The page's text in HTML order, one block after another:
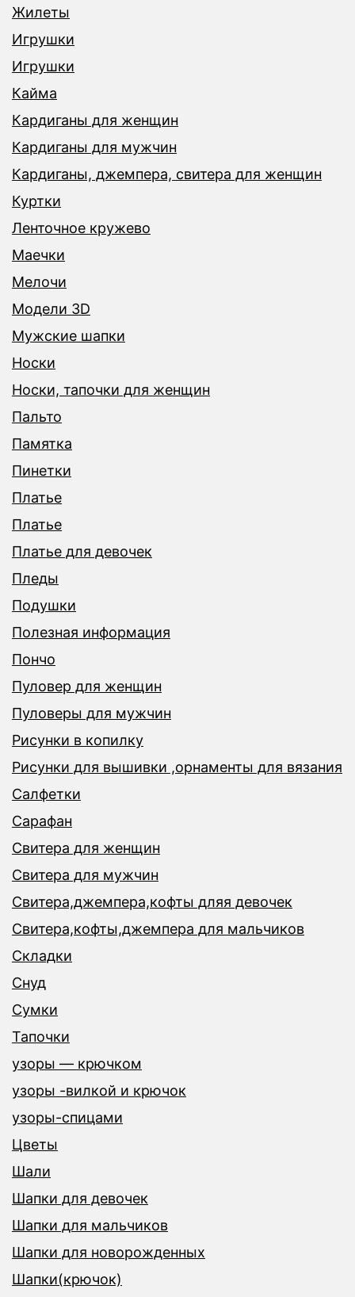
Жилеты
Игрушки
Игрушки
Кайма
Кардиганы для женщин
Кардиганы для мужчин
Кардиганы, джемпера, свитера для женщин
Куртки
Ленточное кружево
Маечки
Мелочи
Модели 3D
Мужские шапки
Носки
Носки, тапочки для женщин
Пальто
Памятка
Пинетки
Платье
Платье
Платье для девочек
Пледы
Подушки
Полезная информация
Пончо
Пуловер для женщин
Пуловеры для мужчин
Рисунки в копилку
Рисунки для вышивки ,орнаменты для вязания
Салфетки
Сарафан
Свитера для женщин
Свитера для мужчин
Свитера,джемпера,кофты дляя девочек
Свитера,кофты,джемпера для мальчиков
Складки
Снуд
Сумки
Тапочки
узоры — крючком
узоры -вилкой и крючок
узоры-спицами
Цветы
Шали
Шапки для девочек
Шапки для мальчиков
Шапки для новорожденных
Шапки(крючок)